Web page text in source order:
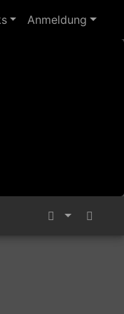
Anmeldung